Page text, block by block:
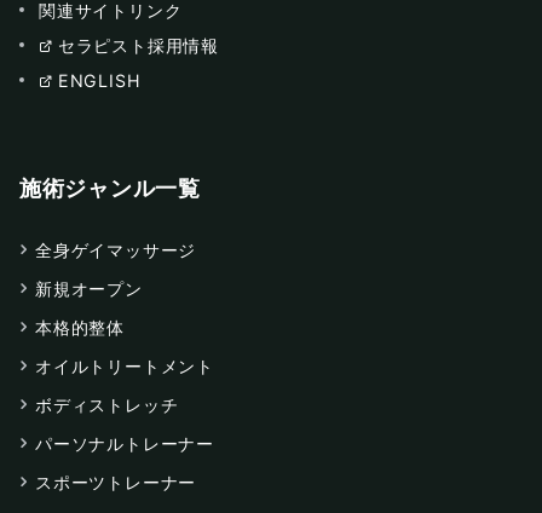
関連サイトリンク
セラピスト採用情報
ENGLISH
施術ジャンル一覧
全身ゲイマッサージ
新規オープン
本格的整体
オイルトリートメント
ボディストレッチ
パーソナルトレーナー
スポーツトレーナー